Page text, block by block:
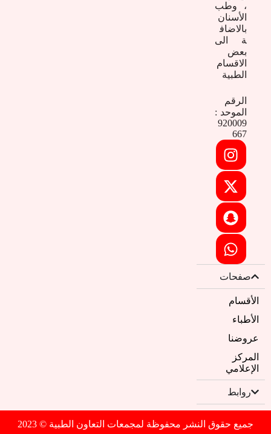
، وطب
الأسنان
بالاضاف
ة الى
بعض
الاقسام
الطبية
الرقم
الموحد :
920009
667
صفحات
الأقسام
الأطباء
عروضنا
المركز
الإعلامي
روابط
جميع حقوق النشر محفوظة لمجمعات التعاون الطبية © 2023